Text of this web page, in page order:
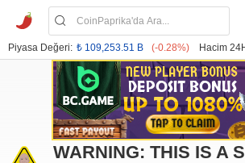
Piyasa Değeri: ₺ 109,253.51 B (-0.28%) Hacim
WARNING: THIS IS A